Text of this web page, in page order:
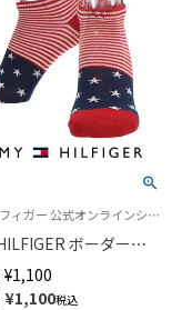
トミーヒルフィガー 公式オンラインショップ 紳士 靴下
ボーダース
カー丈 ソックス メ
¥1,100
¥1,100税込